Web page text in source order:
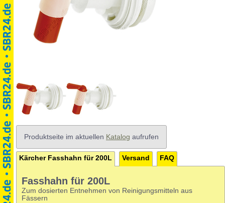
Produktseite im aktuellen Katalog aufrufen
Kärcher Fasshahn für 200L Versand FAQ
Fasshahn für 200L
Zum dosierten Entnehmen von Reinigungsmitteln aus
Fässern